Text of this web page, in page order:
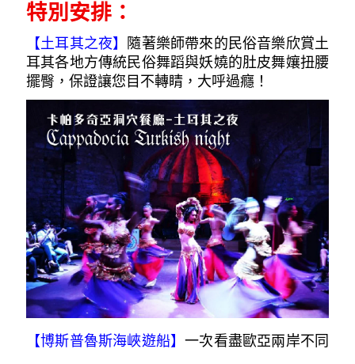
特別安排：
【土耳其之夜】
隨著樂師帶來的民俗音樂欣賞土
耳其各地方傳統民俗舞蹈與妖嬈的肚皮舞孃扭腰
擺臀，保證讓您目不轉睛，大呼過癮！
【博斯普魯斯海峽遊船】一次看盡歐亞兩岸不同